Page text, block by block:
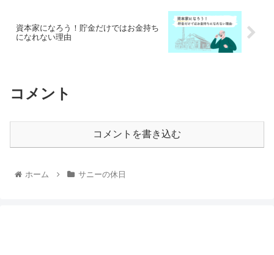
資本家になろう！貯金だけではお金持ち
になれない理由
コメント
コメントを書き込む
ホーム サニーの休日